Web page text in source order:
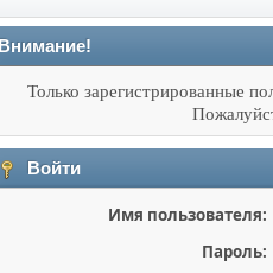
Внимание!
Только зарегистрированные
Войти
Имя пользователя:
Пароль: